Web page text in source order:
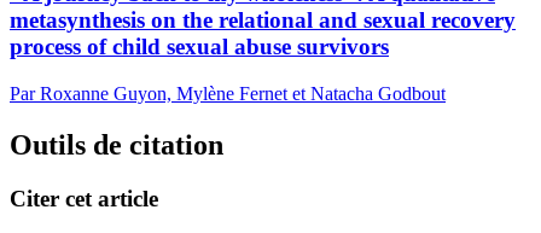
metasynthesis on the relational and sexual recovery
process of child sexual abuse survivors
Par Roxanne Guyon, Mylène Fernet et Natacha Godbout
Outils de citation
Citer cet article